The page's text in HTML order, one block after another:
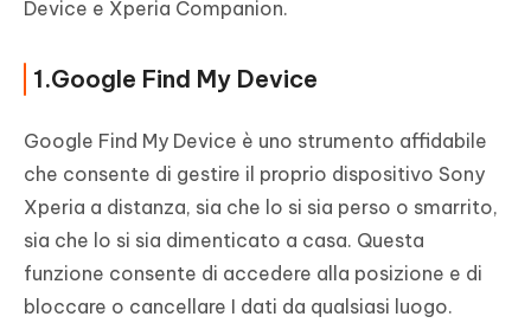
Device e Xperia Companion.
1.Google Find My Device
Google Find My Device è uno strumento affidabile
che consente di gestire il proprio dispositivo Sony
Xperia a distanza, sia che lo si sia perso o smarrito,
sia che lo si sia dimenticato a casa. Questa
funzione consente di accedere alla posizione e di
bloccare o cancellare I dati da qualsiasi luogo.